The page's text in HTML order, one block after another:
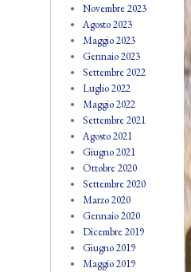
Novembre 2023
Agosto 2023
Maggio 2023
Gennaio 2023
Settembre 2022
Luglio 2022
Maggio 2022
Settembre 2021
Agosto 2021
Giugno 2021
Ottobre 2020
Settembre 2020
Marzo 2020
Gennaio 2020
Dicembre 2019
Giugno 2019
Maggio 2019